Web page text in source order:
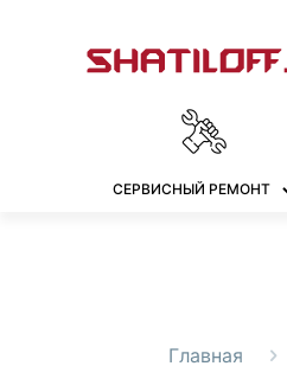
СЕРВИСНЫЙ РЕМОНТ
Главная